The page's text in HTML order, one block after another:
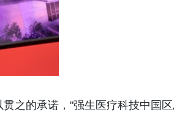
之的承诺，"强生医疗科技中国